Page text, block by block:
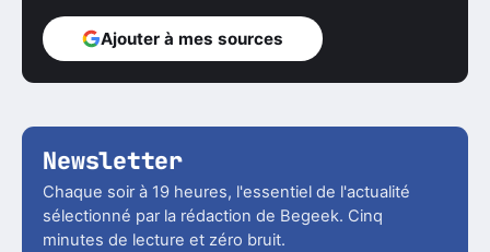
Ajouter à mes sources
Newsletter
Chaque soir à 19 heures, l'essentiel de l'actualité
sélectionné par la rédaction de Begeek. Cinq
minutes de lecture et zéro bruit.